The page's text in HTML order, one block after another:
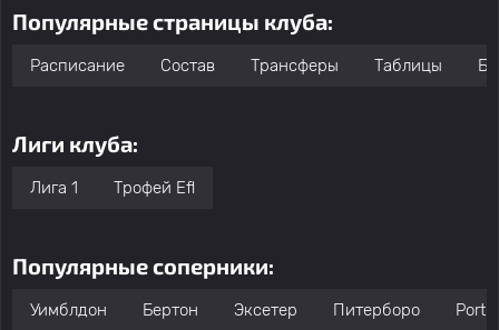
Популярные страницы клуба:
Расписание Состав Трансферы Таблицы
Лиги клуба:
Лига 1 Трофей Efl
Популярные соперники:
Уимблдон Бертон Эксетер Питерборо Port